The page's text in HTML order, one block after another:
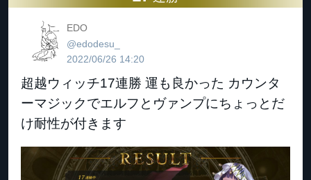
EDO
@edodesu_
2022/06/26 14:20
超越ウィッチ17連勝 運も良かった カウンタ
ーマジックでエルフとヴァンプにちょっとだ
け耐性が付きます